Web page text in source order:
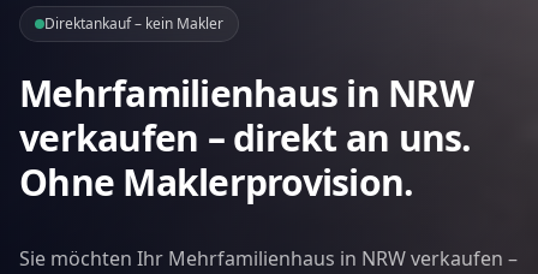
Direktankauf – kein Makler
Mehrfamilienhaus in NRW
verkaufen – direkt an uns.
Ohne Maklerprovision.
Sie möchten Ihr Mehrfamilienhaus in NRW verkaufen –